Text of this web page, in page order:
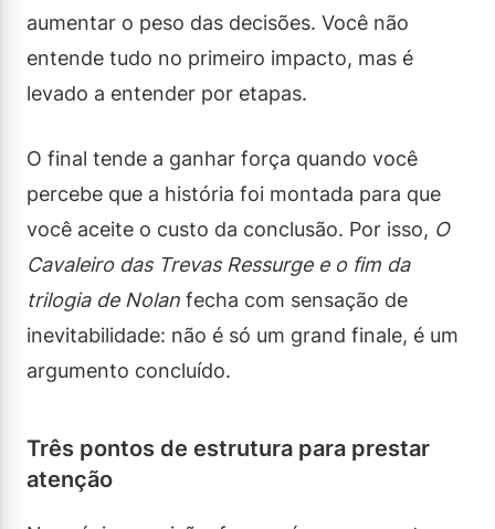
aumentar o peso das decisões. Você não
entende tudo no primeiro impacto, mas é
levado a entender por etapas.
O final tende a ganhar força quando você
percebe que a história foi montada para que
você aceite o custo da conclusão. Por isso, O
Cavaleiro das Trevas Ressurge e o fim da
trilogia de Nolan fecha com sensação de
inevitabilidade: não é só um grand finale, é um
argumento concluído.
Três pontos de estrutura para prestar
atenção